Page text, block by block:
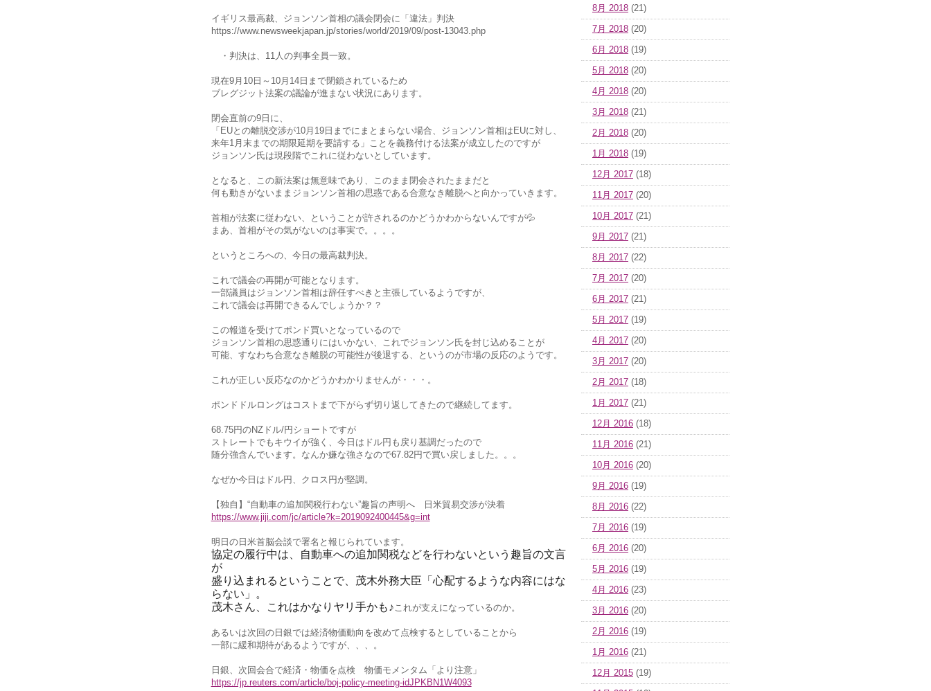
イギリス最高裁、ジョンソン首相の議会閉会に「違法」判決
https://www.newsweekjapan.jp/stories/world/2019/09/post-13043.php
・判決は、11人の判事全員一致。
現在9月10日～10月14日まで閉鎖されているため
ブレグジット法案の議論が進まない状況にあります。
閉会直前の9日に、
「EUとの離脱交渉が10月19日までにまとまらない場合、ジョンソン首相はEUに対し、
来年1月末までの期限延期を要請する」ことを義務付ける法案が成立したのですが
ジョンソン氏は現段階でこれに従わないとしています。
となると、この新法案は無意味であり、このまま閉会されたままだと
何も動きがないままジョンソン首相の思惑である合意なき離脱へと向かっていきます。
首相が法案に従わない、ということが許されるのかどうかわからないんですが💦
まあ、首相がその気がないのは事実で。。。。
というところへの、今日の最高裁判決。
これで議会の再開が可能となります。
一部議員はジョンソン首相は辞任すべきと主張しているようですが、
これで議会は再開できるんでしょうか？？
この報道を受けてポンド買いとなっているので
ジョンソン首相の思惑通りにはいかない、これでジョンソン氏を封じ込めることが
可能、すなわち合意なき離脱の可能性が後退する、というのが市場の反応のようです。
これが正しい反応なのかどうかわかりませんが・・・。
ポンドドルロングはコストまで下がらず切り返してきたので継続してます。
68.75円のNZドル/円ショートですが
ストレートでもキウイが強く、今日はドル円も戻り基調だったので
随分強含んでいます。なんか嫌な強さなので67.82円で買い戻しました。。。
なぜか今日はドル円、クロス円が堅調。
【独自】“自動車の追加関税行わない”趣旨の声明へ 日米貿易交渉が決着
https://www.jiji.com/jc/article?k=2019092400445&g=int
明日の日米首脳会談で署名と報じられています。
協定の履行中は、自動車への追加関税などを行わないという趣旨の文言
が
盛り込まれるということで、茂木外務大臣「心配するような内容にはな
らない」。
茂木さん、これはかなりヤリ手かも♪ これが支えになっているのか。
あるいは次回の日銀では経済物価動向を改めて点検するとしていることから
一部に緩和期待があるようですが、、、。
日銀、次回会合で経済・物価を点検 物価モメンタム「より注意」
https://jp.reuters.com/article/boj-policy-meeting-idJPKBN1W4093
8月 2018 (21)
7月 2018 (20)
6月 2018 (19)
5月 2018 (20)
4月 2018 (20)
3月 2018 (21)
2月 2018 (20)
1月 2018 (19)
12月 2017 (18)
11月 2017 (20)
10月 2017 (21)
9月 2017 (21)
8月 2017 (22)
7月 2017 (20)
6月 2017 (21)
5月 2017 (19)
4月 2017 (20)
3月 2017 (20)
2月 2017 (18)
1月 2017 (21)
12月 2016 (18)
11月 2016 (21)
10月 2016 (20)
9月 2016 (19)
8月 2016 (22)
7月 2016 (19)
6月 2016 (20)
5月 2016 (19)
4月 2016 (23)
3月 2016 (20)
2月 2016 (19)
1月 2016 (21)
12月 2015 (19)